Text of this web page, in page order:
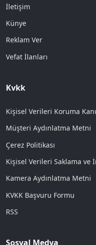
İletişim
Künye
Reklam Ver
Vefat İlanları
Kvkk
Kişisel Verileri Koruma
Müşteri Aydınlatma Metni
Çerez Politikası
Kişisel Verileri Saklama ve
Kamera Aydınlatma Metni
KVKK Başvuru Formu
RSS
Sosyal Medya